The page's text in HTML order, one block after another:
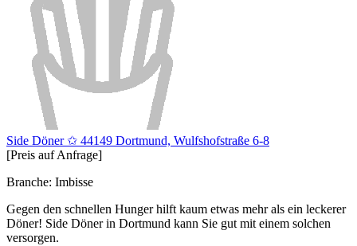
Side Döner ✩ 44149 Dortmund, Wulfshofstraße 6-8
[Preis auf Anfrage]
Branche: Imbisse
Gegen den schnellen Hunger hilft kaum etwas mehr als ein leckerer
Döner! Side Döner in Dortmund kann Sie gut mit einem solchen
versorgen.